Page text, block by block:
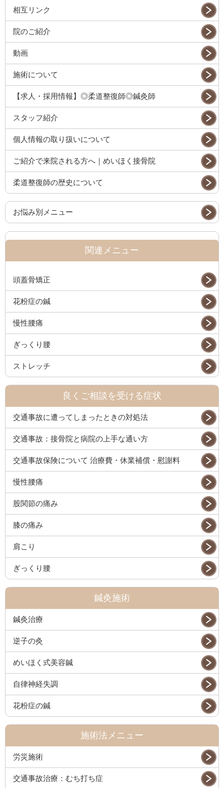
相互リンク
院のご紹介
動画
施術について
【求人・採用情報】◎柔道整復師◎鍼灸師
スタッフ紹介
個人情報の取り扱いについて
ご紹介で来院される方へ｜めいほく接骨院
柔道整復師の歴史について
お悩み別メニュー
関連メニュー
頭蓋骨矯正
花粉症の鍼
慢性腰痛
ぎっくり腰
ストレッチ
良くご相談を受ける症状
交通事故に遭ってしまったときの対処法
交通事故：接骨院と病院の上手な通い方
交通事故保険について 治療費・休業補償・慰謝料
慢性腰痛
股関節の痛み
膝の痛み
肩こり
ぎっくり腰
鍼灸施術
鍼灸治療
逆子の灸
めいほく式美容鍼
自律神経失調
花粉症の鍼
施術法メニュー
労災施術
交通事故治療：むち打ち症